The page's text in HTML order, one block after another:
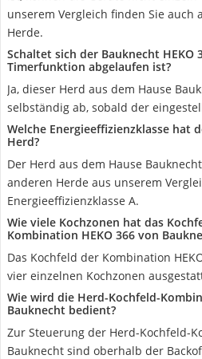
unserem Vergleich finden Sie auch
Herde.
Schaltet sich der Bauknecht HEKO
Timerfunktion abgelaufen ist?
Ja, dieser Herd aus dem Hause
selbständig ab, sobald der
Welche Energieeffizienzklasse hat
Herd?
Der Herd aus dem Hause
anderen Herde aus unserem
Energieeffizienzklasse A.
Wie viele Kochzonen hat das
Kombination HEKO 366 von
Das Kochfeld der Kombination
vier einzelnen Kochzonen
Wie wird die Herd-Kochfeld-
Bauknecht bedient?
Zur Steuerung der Herd-Kochfeld-
Bauknecht sind oberhalb der